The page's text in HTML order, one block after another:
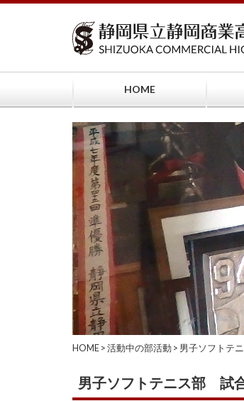
コ
キ
HOME
HOME> 活動中の部活動 > 男子ソフトテ
男子ソフトテニス部 試